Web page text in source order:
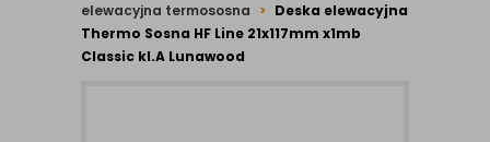
elewacyjna termososna
Deska elewacyjna
Thermo Sosna HF Line 21x117mm x1mb
Classic kl.A Lunawood